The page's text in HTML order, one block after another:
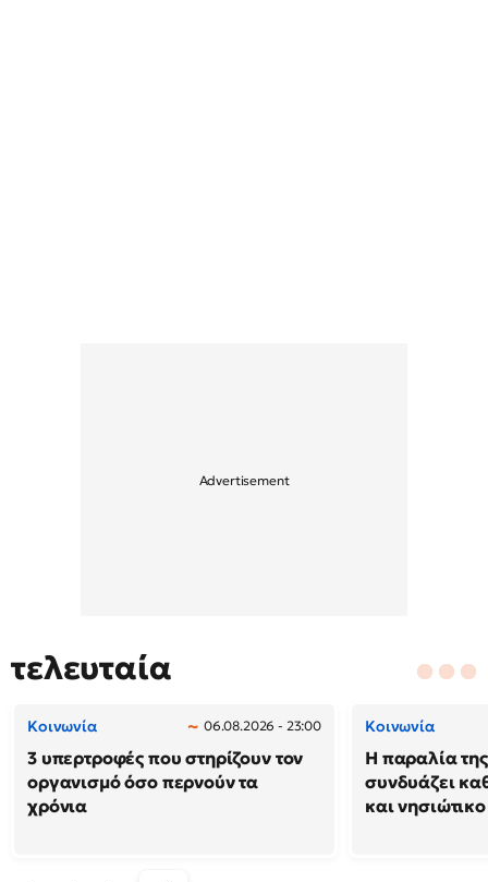
τελευταία
Κοινωνία 06.08.2026 - 23:00
3 υπερτροφές που στηρίζουν τον
οργανισμό όσο περνούν τα
χρόνια
Κοινωνία
Η παραλία
συνδυάζει
και